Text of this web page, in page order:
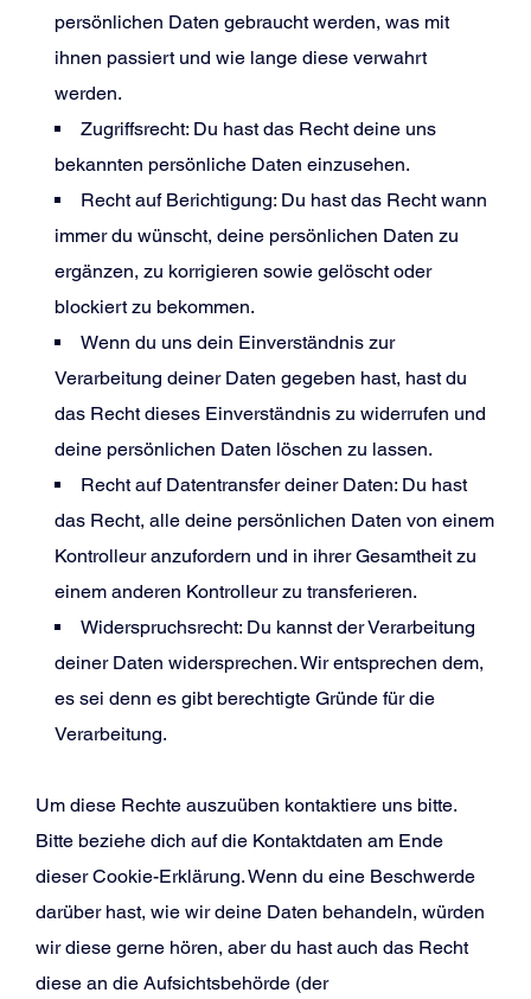
persönlichen Daten gebraucht werden, was mit
ihnen passiert und wie lange diese verwahrt
werden.
Zugriffsrecht: Du hast das Recht deine uns
bekannten persönliche Daten einzusehen.
Recht auf Berichtigung: Du hast das Recht wann
immer du wünscht, deine persönlichen Daten zu
ergänzen, zu korrigieren sowie gelöscht oder
blockiert zu bekommen.
Wenn du uns dein Einverständnis zur
Verarbeitung deiner Daten gegeben hast, hast du
das Recht dieses Einverständnis zu widerrufen und
deine persönlichen Daten löschen zu lassen.
Recht auf Datentransfer deiner Daten: Du hast
das Recht, alle deine persönlichen Daten von einem
Kontrolleur anzufordern und in ihrer Gesamtheit zu
einem anderen Kontrolleur zu transferieren.
Widerspruchsrecht: Du kannst der Verarbeitung
deiner Daten widersprechen. Wir entsprechen dem,
es sei denn es gibt berechtigte Gründe für die
Verarbeitung.
Um diese Rechte auszuüben kontaktiere uns bitte.
Bitte beziehe dich auf die Kontaktdaten am Ende
dieser Cookie-Erklärung. Wenn du eine Beschwerde
darüber hast, wie wir deine Daten behandeln, würden
wir diese gerne hören, aber du hast auch das Recht
diese an die Aufsichtsbehörde (der